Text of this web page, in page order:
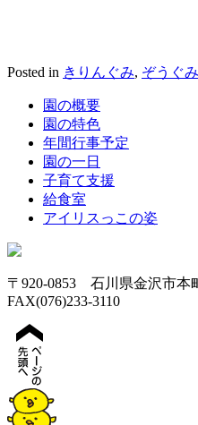
Posted in きりんぐみ, ぞうぐみ
園の概要
園の特色
年間行事予定
園の一日
子育て支援
給食室
アイリスっこの姿
〒920-0853 石川県金沢市
FAX(076)233-3110